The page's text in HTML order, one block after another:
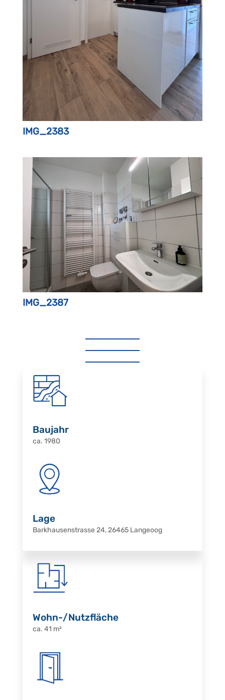
IMG_2383
IMG_2387
Baujahr
ca. 1980
Lage
Barkhausenstrasse 24, 26465 Langeoog
Wohn-/Nutzfläche
ca. 41 m²